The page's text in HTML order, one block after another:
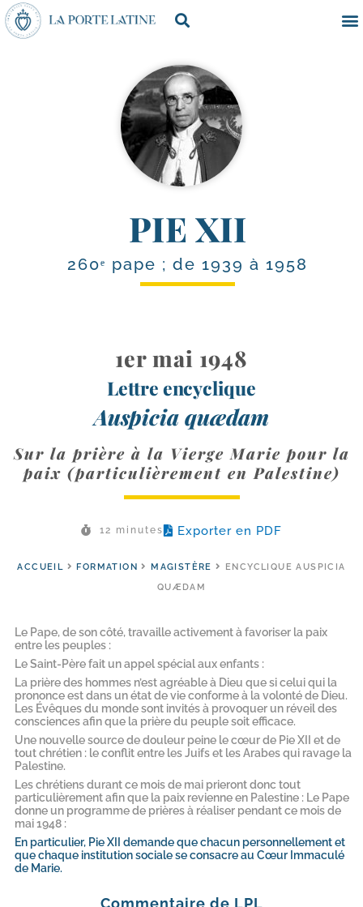
PIE XII
260ᵉ pape ; de 1939 à 1958
1er mai 1948
Lettre encyclique
Auspicia quædam
Sur la prière à la Vierge Marie pour la
paix (particulièrement en Palestine)
12 minutes Exporter en PDF
ACCUEIL FORMATION MAGISTÈRE
ENCYCLIQUE AUSPICIA
QUÆDAM
Le Pape, de son côté, travaille activement à favoriser la paix
entre les peuples :
Le Saint-​Père fait un appel spécial aux enfants :
La prière des hommes n’est agréable à Dieu que si celui qui la
prononce est dans un état de vie conforme à la volonté de Dieu.
Les Évêques du monde sont invités à provoquer un réveil des
consciences afin que la prière du peuple soit efficace.
Une nouvelle source de douleur peine le cœur de Pie XII et de
tout chrétien : le conflit entre les Juifs et les Arabes qui ravage la
Palestine.
Les chrétiens durant ce mois de mai prieront donc tout
particulièrement afin que la paix revienne en Palestine : Le Pape
donne un programme de prières à réaliser pendant ce mois de
mai 1948 :
En particulier, Pie XII demande que chacun personnellement et
que chaque institution sociale se consacre au Cœur Immaculé
de Marie.